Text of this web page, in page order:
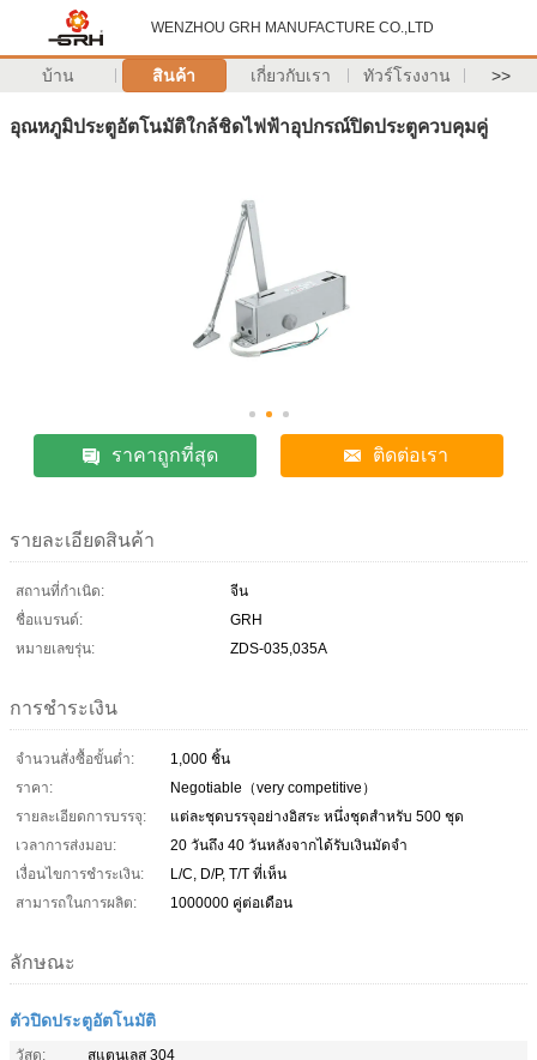
WENZHOU GRH MANUFACTURE CO.,LTD
บ้าน สินค้า เกี่ยวกับเรา ทัวร์โรงงาน >>
อุณหภูมิประตูอัตโนมัติใกล้ชิดไฟฟ้าอุปกรณ์ปิดประตูควบคุมคู่
ราคาถูกที่สุด ติดต่อเรา
รายละเอียดสินค้า
สถานที่กำเนิด:
จีน
ชื่อแบรนด์:
GRH
หมายเลขรุ่น:
ZDS-035,035A
การชำระเงิน
จำนวนสั่งซื้อขั้นต่ำ:
1,000 ชิ้น
ราคา:
Negotiable（very competitive）
รายละเอียดการบรรจุ:
แต่ละชุดบรรจุอย่างอิสระ หนึ่งชุดสำหรับ 500 ชุด
เวลาการส่งมอบ:
20 วันถึง 40 วันหลังจากได้รับเงินมัดจำ
เงื่อนไขการชำระเงิน:
L/C, D/P, T/T ที่เห็น
สามารถในการผลิต:
1000000 คู่ต่อเดือน
ลักษณะ
ตัวปิดประตูอัตโนมัติ
วัสดุ:
สแตนเลส 304